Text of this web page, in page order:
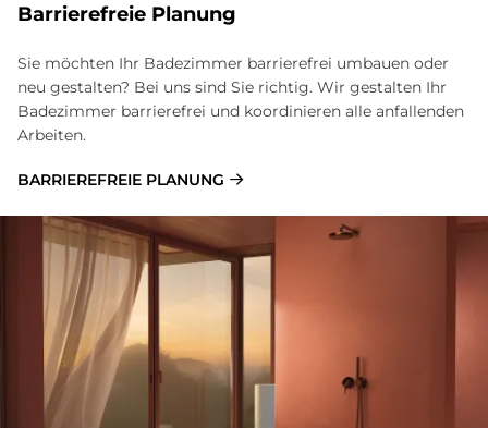
Bar­rie­re­freie Pla­nung
Sie möchten Ihr Badezimmer barrierefrei umbauen oder
neu gestalten? Bei uns sind Sie richtig. Wir gestalten Ihr
Badezimmer barrierefrei und koordinieren alle anfallenden
Arbeiten.
BARRIEREFREIE PLANUNG